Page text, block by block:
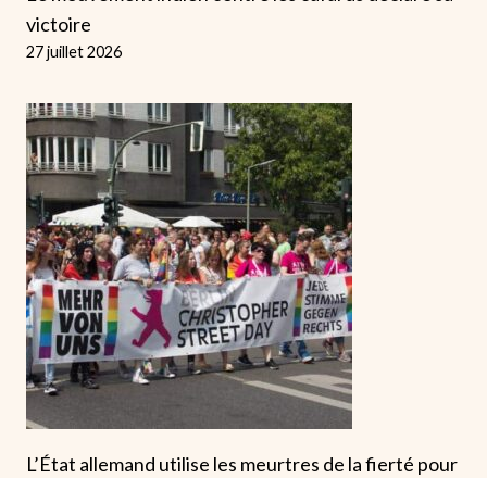
victoire
27 juillet 2026
L’État allemand utilise les meurtres de la fierté pour